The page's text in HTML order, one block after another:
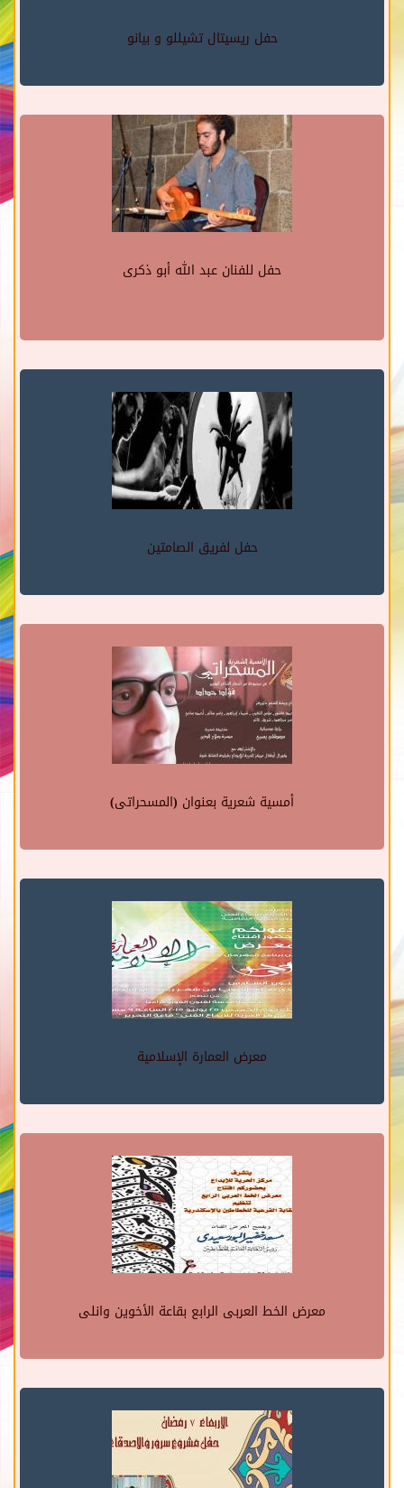
حفل ريسيتال تشيللو و بيانو
حفل للفنان عبد الله أبو ذكرى
حفل لفريق الصامتين
أمسية شعرية بعنوان (المسحراتى)
معرض العمارة الإسلامية
معرض الخط العربى الرابع بقاعة الأخوين وانلى